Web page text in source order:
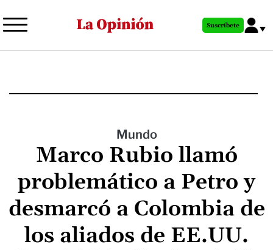
al
principal
Suscríbete
Mundo
Marco Rubio llamó
problemático a Petro y
desmarcó a Colombia de
los aliados de EE.UU.